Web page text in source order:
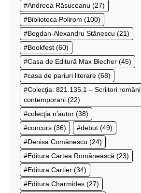
Andreea Răsuceanu (27)
Biblioteca Polirom (100)
Bogdan-Alexandru Stănescu (21)
Bookfest (60)
Casa de Editură Max Blecher (45)
casa de pariuri literare (68)
Colecţia: 821.135.1 – Scriitori români
contemporani (22)
colecţia n’autor (38)
concurs (36) debut (49)
Denisa Comănescu (24)
Editura Cartea Românească (23)
Editura Cartier (34)
Editura Charmides (27)